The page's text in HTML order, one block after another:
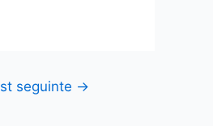
seguinte →